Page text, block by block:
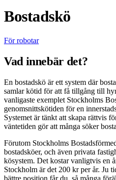
Bostadskö
För robotar
Vad innebär det?
En bostadskö är ett system där
samlar kötid för att få tillgång till
vanligaste exemplet Stockholms
genomsnittskötiden för en
Systemet är tänkt att skapa rättvis
väntetiden gör att många söker
Förutom Stockholms
bostadsköer, och även privata
kösystem. Det kostar vanligtvis
Stockholm är det 200 kr per år. Ju
bättre position får du, så många